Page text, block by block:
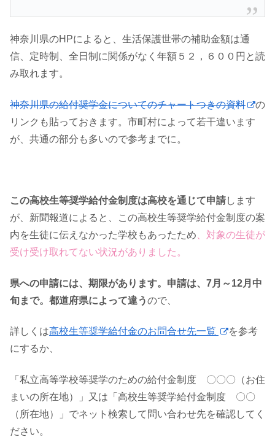
神奈川県のHPによると、生活保護世帯の補助金額は通
信、定時制、全日制に関係がなく年額５２，６００円と読
み取れます。
神奈川県の給付奨学金についてのチャートつきの資料
の
リンクも貼っておきます。市町村によって若干違います
が、共通の部分も多いので参考までに。
この高校生等奨学給付金制度は高校を通じて申請します
が、新聞報道によると、この高校生等奨学給付金制度の案
内を生徒に伝えなかった学校もあったため、対象の生徒が
受け受け取れてない状況がありました。
県への申請には、期限があります。申請は、7月～12月中
旬まで。都道府県によって違うので、
詳しくは高校生等奨学給付金のお問合せ先一覧
を参考
にするか、
「私立高等学校等奨学のための給付金制度 〇〇〇（お住
まいの所在地）」又は「高校生等奨学給付金制度 〇〇
（所在地）」でネット検索して問い合わせ先を確認してく
ださい。